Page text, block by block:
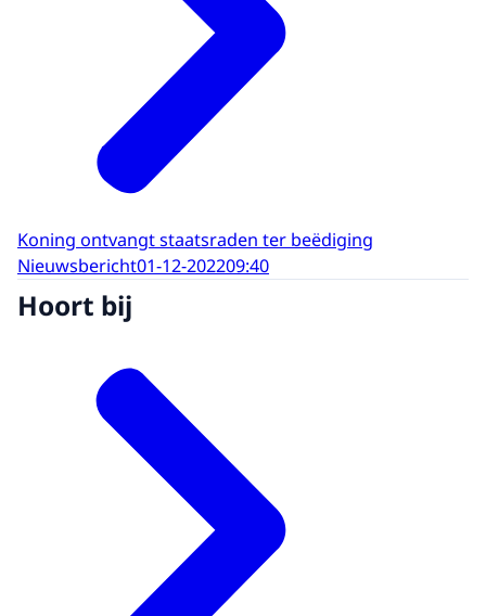
Koning ontvangt staatsraden ter beëdiging
Nieuwsbericht01-12-202209:40
Hoort bij